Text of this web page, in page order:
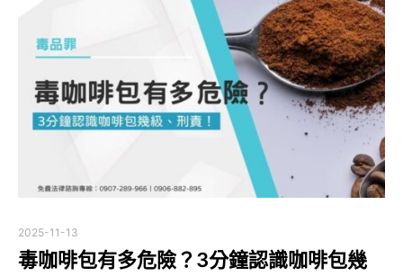
2025-11-13
毒咖啡包有多危險？3分鐘認識咖啡包幾